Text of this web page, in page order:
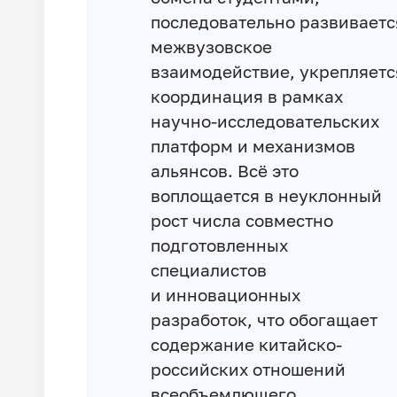
последовательно
межвузовское
взаимодействие,
координация в рамках
научно-исследовательских
платформ и механизмов
альянсов. Всё это
воплощается в неуклонный
рост числа совместно
подготовленных
специалистов
и инновационных
разработок, что обогащает
содержание китайско-
российских отношений